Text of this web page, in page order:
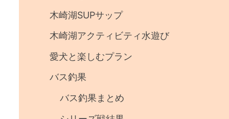
木崎湖SUPサップ
木崎湖アクティビティ水遊び
愛犬と楽しむプラン
バス釣果
バス釣果まとめ
釣
果